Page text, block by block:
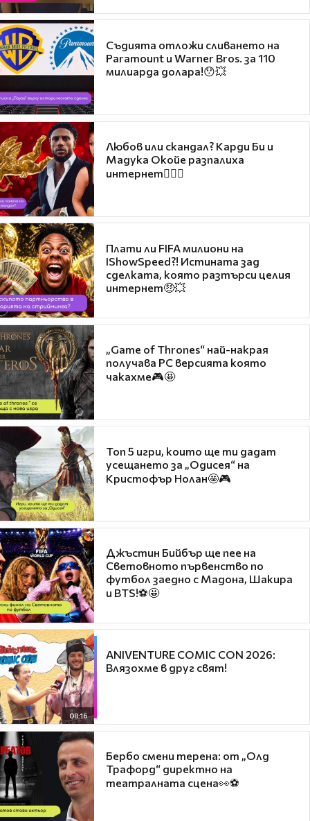
Съдията отложи сливането на
Paramount и Warner Bros. за 110
милиарда долара!😯💥
Любов или скандал? Карди Би и
Мадука Окойе разпалиха
интернет❤️‍🔥🔥
Плати ли FIFA милиони на
IShowSpeed?! Истината зад
сделката, която разтърси целия
интернет🤑💥
„Game of Thrones“ най-накрая
получава PC версията която
чакахме🎮🤩
Топ 5 игри, които ще ти дадат
усещането за „Одисея“ на
Кристофър Нолан🤩🎮
Джъстин Бийбър ще пее на
Световното първенство по
футбол заедно с Мадона, Шакира
и BTS!⚽🤩
08:16
ANIVENTURE COMIC CON 2026:
Влязохме в друг свят!
Бербо смени терена: от „Олд
Трафорд“ директно на
театралната сцена👀⚽